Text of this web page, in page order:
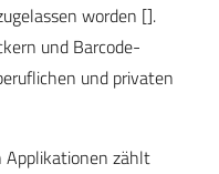
worden [].
und Barcode-
und privaten
zählt